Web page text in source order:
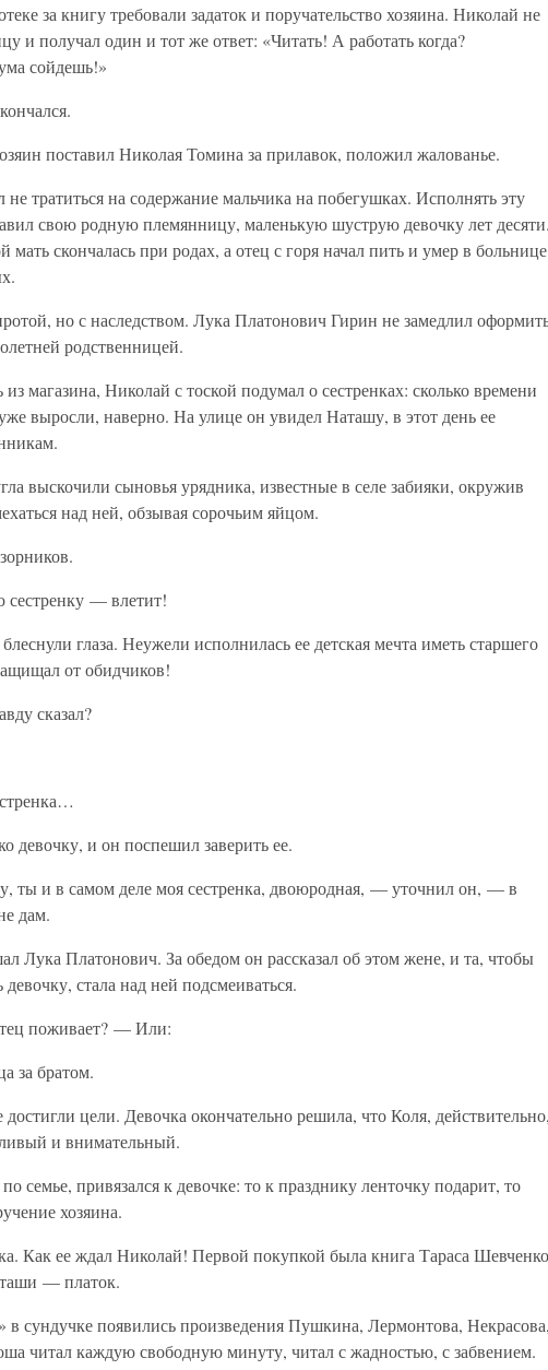
за книгу требовали задаток и поручательство хозяина. Николай не
и получал один и тот же ответ: «Читать! А работать когда?
сойдешь!»
поставил Николая Томина за прилавок, положил жалованье.
тратиться на содержание мальчика на побегушках. Исполнять эту
свою родную племянницу, маленькую шуструю девочку лет десяти.
скончалась при родах, а отец с горя начал пить и умер в больнице
но с наследством. Лука Платонович Гирин не замедлил
родственницей.
магазина, Николай с тоской подумал о сестренках: сколько времени
выросли, наверно. На улице он увидел Наташу, в этот день ее
выскочили сыновья урядника, известные в селе забияки, окружив
над ней, обзывая сорочьим яйцом.
— влетит!
глаза. Неужели исполнилась ее детская мечта иметь старшего
от обидчиков!
сказал?
девочку, и он поспешил заверить ее.
ты и в самом деле моя сестренка, двоюродная, — уточнил он, — в
дам.
Лука Платонович. За обедом он рассказал об этом жене, и та, чтобы
стала над ней подсмеиваться.
поживает? — Или:
за братом.
цели. Девочка окончательно решила, что Коля, действительно,
и внимательный.
семье, привязался к девочке: то к празднику ленточку подарит, то
хозяина.
Как ее ждал Николай! Первой покупкой была книга Тараса Шевченко
— платок.
в сундучке появились произведения Пушкина, Лермонтова, Некрасова,
читал каждую свободную минуту, читал с жадностью, с забвением.